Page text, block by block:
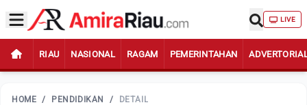
LIVE
RIAU NASIONAL RAGAM PEMERINTAHAN
HOME / PENDIDIKAN / DETAIL